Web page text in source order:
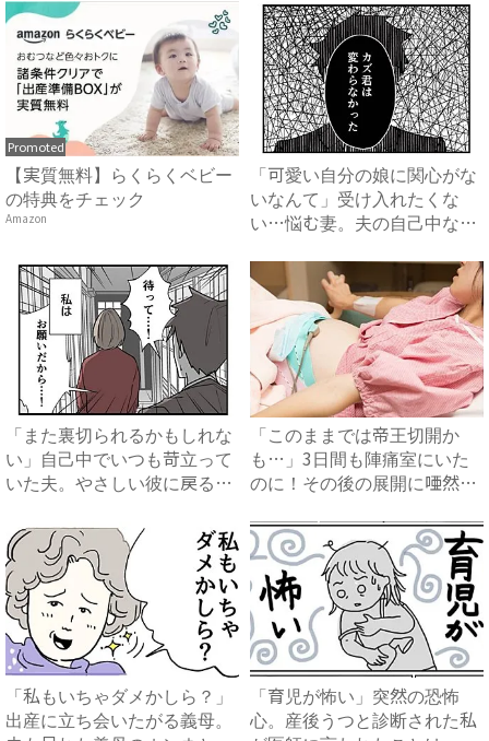
Promoted
【実質無料】らくらくベビー
の特典をチェック
Amazon
「可愛い自分の娘に関心がな
いなんて」受け入れたくな
い…悩む妻。夫の自己中な言
「また裏切られるかもしれな
い」自己中でいつも苛立って
いた夫。やさしい彼に戻る日
「このままでは帝王切開か
も…」3日間も陣痛室にいた
のに！その後の展開に唖然…
「私もいちゃダメかしら？」
出産に立ち会いたがる義母。
「育児が怖い」突然の恐怖
心。産後うつと診断された私